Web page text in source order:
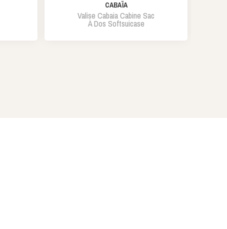
CABAÏA
Valise Cabaia Cabine Sac
À Dos Softsuicase